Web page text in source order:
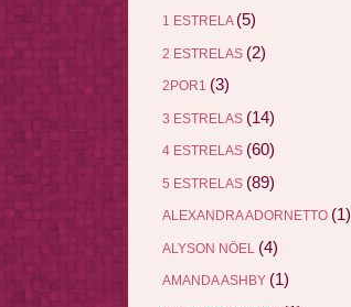
1 ESTRELA (5)
2 ESTRELAS (2)
2POR1 (3)
3 ESTRELAS (14)
4 ESTRELAS (60)
5 ESTRELAS (89)
ALEXANDRA ADORNETTO (1)
ALYSON NÖEL (4)
AMANDA ASHBY (1)